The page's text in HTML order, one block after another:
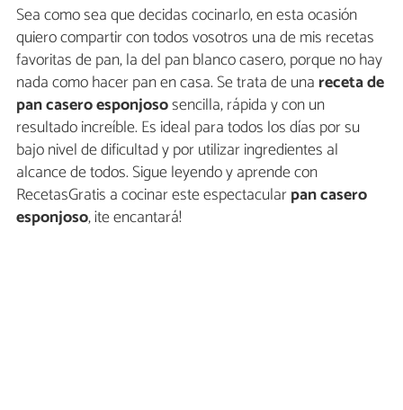
Sea como sea que decidas cocinarlo, en esta ocasión
quiero compartir con todos vosotros una de mis recetas
favoritas de pan, la del pan blanco casero, porque no hay
nada como hacer pan en casa. Se trata de una receta de
pan casero esponjososencilla, rápida y con un
resultado increíble. Es ideal para todos los días por su
bajo nivel de dificultad y por utilizar ingredientes al
alcance de todos. Sigue leyendo y aprende con
RecetasGratis a cocinar este espectacularpan casero
esponjoso, ¡te encantará!